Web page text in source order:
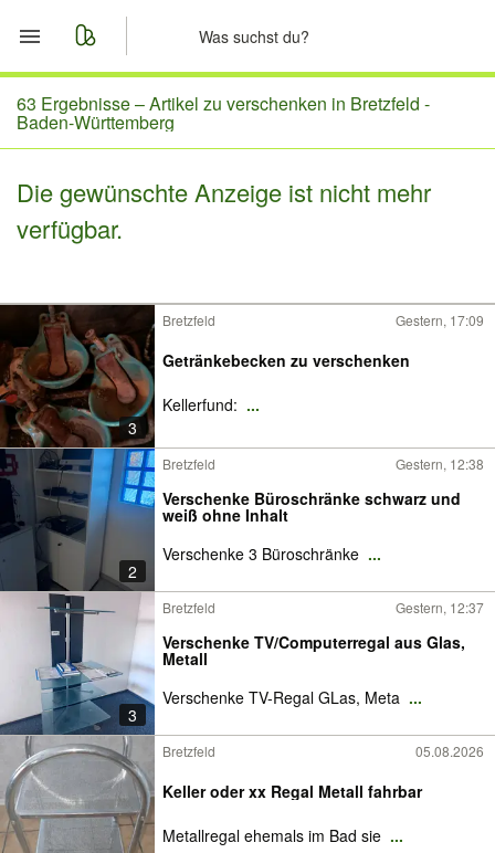
Start
Merkliste
Nachrichten
63 Ergebnisse –Artikel zu verschenken in Bretzfeld -
Baden-Württemberg
Die gewünschte Anzeige ist nicht mehr
verfügbar.
3
Bretzfeld Gestern, 17:09
Getränkebecken zu verschenken
Kellerfund: ...
2
Bretzfeld Gestern, 12:38
Verschenke Büroschränke schwarz und
weiß ohne Inhalt
Verschenke 3 Büroschränke ...
3
Bretzfeld Gestern, 12:37
Verschenke TV/Computerregal aus Glas,
Metall
Verschenke TV-Regal GLas, Meta ...
Bretzfeld 05.08.2026
Keller oder xx Regal Metall fahrbar
Metallregal ehemals im Bad sie ...